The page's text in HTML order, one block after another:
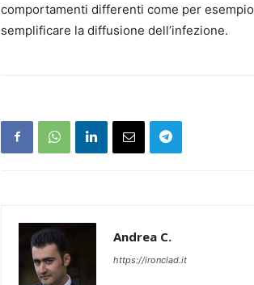
comportamenti differenti come per
semplificare la diffusione dell’infezione.
Andrea C.
https://ironclad.it